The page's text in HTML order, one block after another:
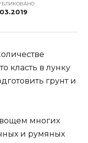
класть в лунку
грунт и
многих
и румяных